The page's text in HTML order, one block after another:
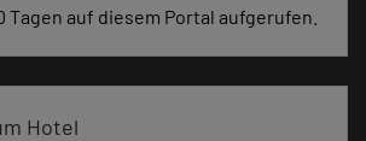
Tagen auf diesem Portal aufgerufen.
Hotel